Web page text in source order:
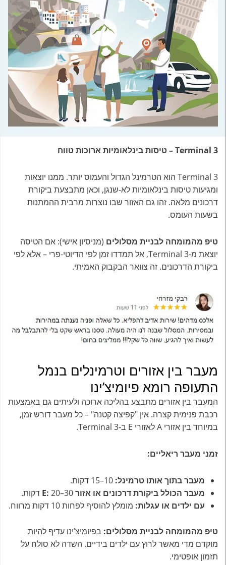
Terminal 3 – טיסות בינלאומיות ארוכות טווח
Terminal 3 הוא הטרמינל הגדול והעמוס יותר. ממנו יוצאות
ומגיעות טיסות בינלאומיות לא-שנגן, וכאן מתבצעת ביקורת
דרכונים מלאה. זהו גם האזור שבו נוצרות מרבית ההמתנות
בשעות העומס.
טיפ מהמומחה לבניית מסלולים (מניסיון אישי): אם הטיסה
יוצאת מ-Terminal 3, אל תמדדו זמן לפי הדיוטי-פרי – אלא לפי
ביקורת הדרכונים. זה צוואר הבקבוק האמיתי.
מעבר בין אזורים וטרמינלים בנמל
התעופה רומא פיומיצ’ינו
המעבר בין אזורים מתבצע בהליכה ארוכה ולעיתים גם באמצעות
רכבת פנימית קצרה. אין "קפיצה קטנה" – כל מעבר דורש זמן,
במיוחד בין אזורי A לאזורי E ב-Terminal 3.
זמני מעבר ריאליים:
מעבר בתוך אותו טרמינל:
מעבר הכולל ביקורת דרכונים או אזור E:20–30 דקות.
עם ילדים או עגלות: מומלץ להוסיף לפחות 10 דקות מרווח.
טיפ מהמומחה לבניית מסלולים: בפיומיצ’ינו עדיף להיות
מוקדם מדי מאשר לרוץ עם ילדים בידיים. השדה לא סולח על
תזמון אופטימי.